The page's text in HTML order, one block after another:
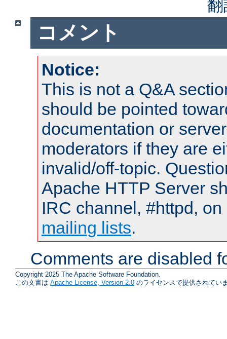
コメント
Notice:
This is not a Q&A
should be pointed
documentation or
moderators if they are
invalid/off-topic.
Apache HTTP Server
IRC channel, #httpd,
mailing lists.
Comments are disabled
Copyright 2025 The Apache Software Foundation.
この文書は Apache License, Version 2.0 のライセンスで提供されてい